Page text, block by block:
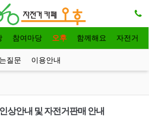
참여마당 오후 함께해요 자전거
질문 이용안내
상안내 및 자전거판매 안내